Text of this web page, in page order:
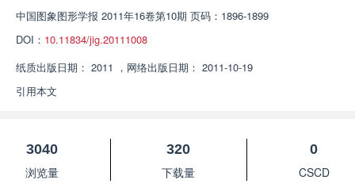
中国图象图形学报 2011年16卷第10期 页码：1896-1899
DOI： 10.11834/jig.20111008
纸质出版日期： 2011 ， 网络出版日期： 2011-10-19
引用本文
3040
浏览量
320
下载量
0
CSCD